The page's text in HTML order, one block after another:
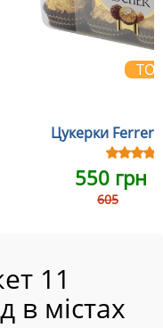
Цукерки
550 грн
605
11
в містах